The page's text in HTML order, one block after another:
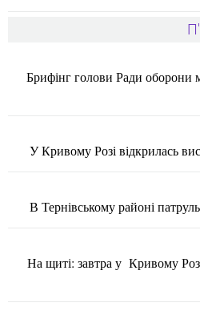
Брифінг голови Ради оборони
У Кривому Розі відкрилась
В Тернівському районі
На щиті: завтра у Кривому